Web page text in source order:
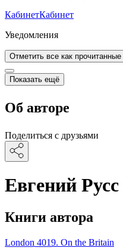
КабинетКабинет
Уведомления
Отметить все как прочитанные
Показать ещё
Об авторе
Поделиться с друзьями
Евгений Русс
Книги автора
London 4019. On the Britain